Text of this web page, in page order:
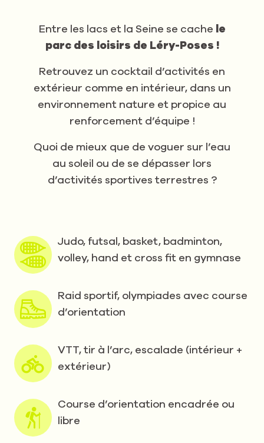
Entre les lacs et la Seine se cache
le
parc des loisirs de Léry-Poses !
Retrouvez un cocktail d’activités en
extérieur comme en intérieur, dans un
environnement nature et propice au
renforcement d’équipe !
Quoi de mieux que de voguer sur l’eau
au soleil ou de se dépasser lors
d’activités sportives terrestres ?
Judo, futsal, basket, badminton,
volley, hand et cross fit en gymnase
Raid sportif, olympiades avec course
d’orientation
VTT, tir à l’arc, escalade (intérieur +
extérieur)
Course d’orientation encadrée ou
libre